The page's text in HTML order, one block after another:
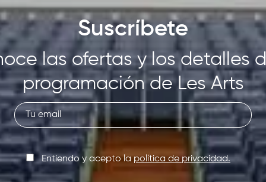
Suscríbete
las ofertas y los detalles
programación de Les Arts
Entiendo y acepto lapolítica de privacidad.